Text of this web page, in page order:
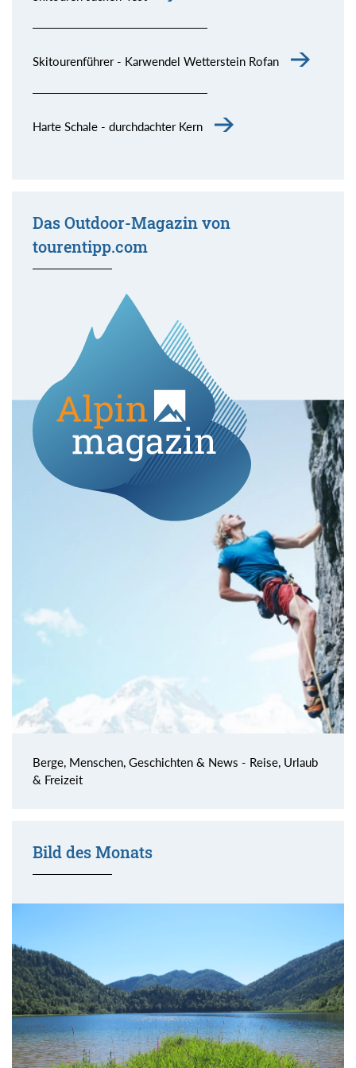
Skitourenführer - Karwendel Wetterstein Rofan
Harte Schale - durchdachter Kern
Das Outdoor-Magazin von
tourentipp.com
Berge, Menschen, Geschichten & News - Reise, Urlaub
& Freizeit
Bild des Monats